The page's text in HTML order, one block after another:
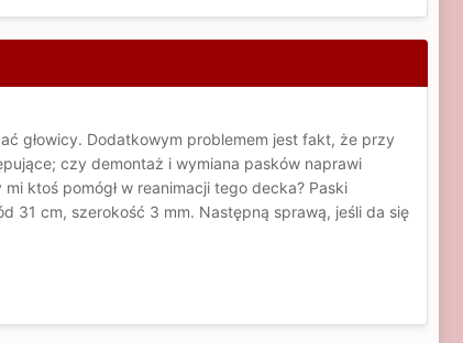
głowicy. Dodatkowym problemem jest fakt, że przy
czy demontaż i wymiana pasków naprawi
ktoś pomógł w reanimacji tego decka? Paski
31 cm, szerokość 3 mm. Następną sprawą, jeśli da się